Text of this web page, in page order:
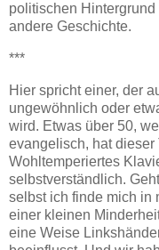
politischen
andere Geschichte.
***
Hier spricht einer, der
ungewöhnlich oder
wird. Etwas über 50,
evangelisch, hat
Wohltemperiertes
selbstverständlich.
selbst ich finde mich in
einer kleinen
eine Weise